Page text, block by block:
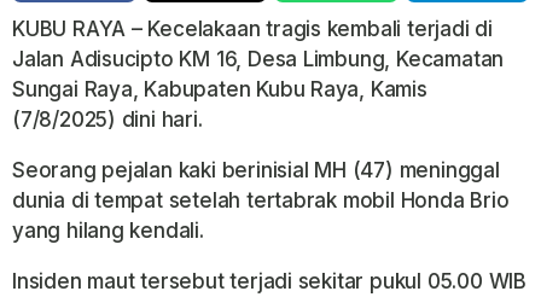
KUBU RAYA – Kecelakaan tragis kembali terjadi di
Jalan Adisucipto KM 16, Desa Limbung, Kecamatan
Sungai Raya, Kabupaten Kubu Raya, Kamis
(7/8/2025) dini hari.
Seorang pejalan kaki berinisial MH (47) meninggal
dunia di tempat setelah tertabrak mobil Honda Brio
yang hilang kendali.
Insiden maut tersebut terjadi sekitar pukul 05.00 WIB